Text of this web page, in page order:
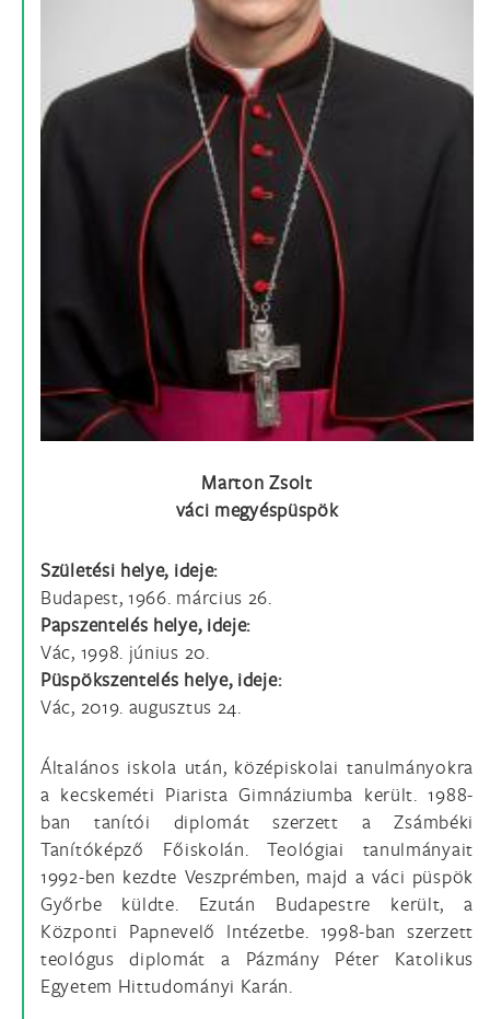
Marton Zsolt
váci megyéspüspök
Születési helye, ideje:
Budapest, 1966. március 26.
Papszentelés helye, ideje:
Vác, 1998. június 20.
Püspökszentelés helye, ideje:
Vác, 2019. augusztus 24.
Általános iskola után, középiskolai tanulmányokra
a kecskeméti Piarista Gimnáziumba került. 1988-
ban tanítói diplomát szerzett a Zsámbéki
Tanítóképző Főiskolán. Teológiai tanulmányait
1992-ben kezdte Veszprémben, majd a váci püspök
Győrbe küldte. Ezután Budapestre került, a
Központi Papnevelő Intézetbe. 1998-ban szerzett
teológus diplomát a Pázmány Péter Katolikus
Egyetem Hittudományi Karán.